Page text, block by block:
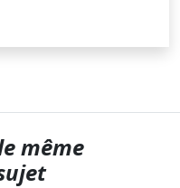
même